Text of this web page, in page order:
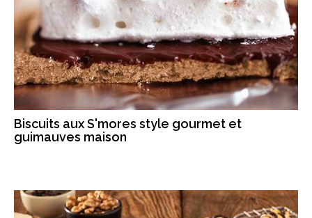
Biscuits aux S'mores style gourmet et
guimauves maison